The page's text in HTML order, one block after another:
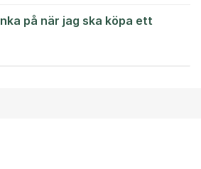
på när jag ska köpa ett